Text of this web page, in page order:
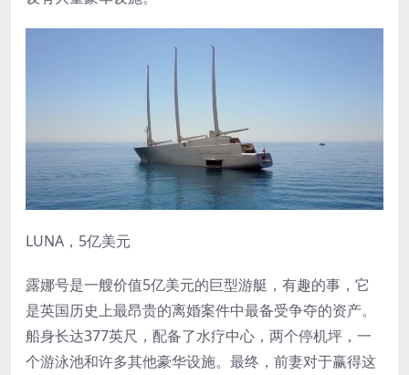
LUNA，5亿美元
露娜号是一艘价值5亿美元的巨型游艇，有趣的事，它
是英国历史上最昂贵的离婚案件中最备受争夺的资产。
船身长达377英尺，配备了水疗中心，两个停机坪，一
个游泳池和许多其他豪华设施。最终，前妻对于赢得这